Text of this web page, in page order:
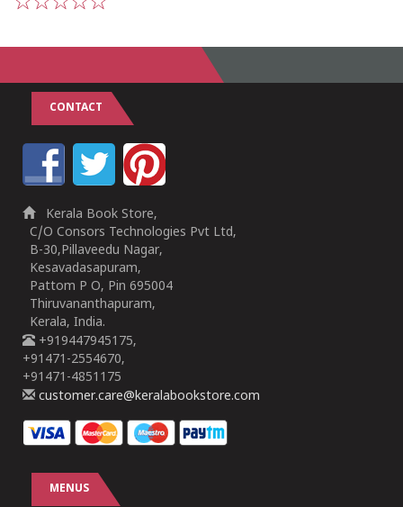
CONTACT
Kerala Book Store,
C/O Consors Technologies Pvt Ltd,
B-30,Pillaveedu Nagar,
Kesavadasapuram,
Pattom P O, Pin 695004
Thiruvananthapuram,
Kerala, India.
+919447945175,
+91471-2554670,
+91471-4851175
customer.care@keralabookstore.com
MENUS